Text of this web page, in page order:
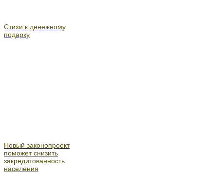
Стихи к денежному
подарку
Новый законопроект
поможет снизить
закредитованность
населения